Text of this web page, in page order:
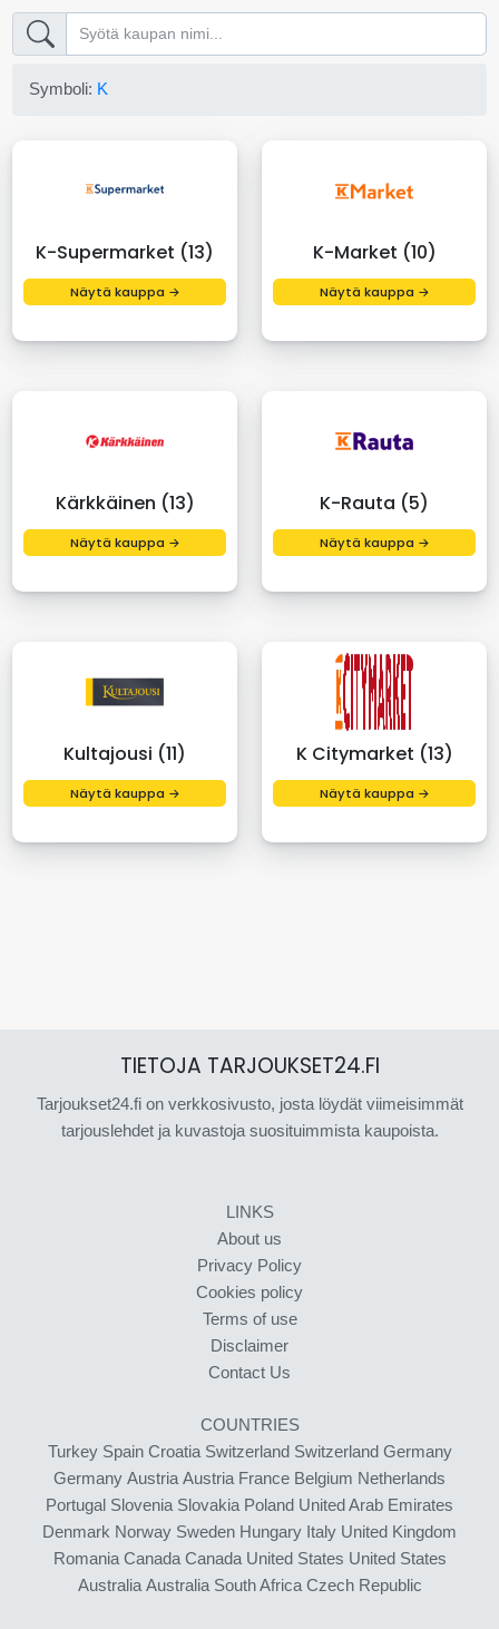
Symboli: K
K-Supermarket (13)
Näytä kauppa →
K-Market (10)
Näytä kauppa →
Kärkkäinen (13)
Näytä kauppa →
K-Rauta (5)
Näytä kauppa →
Kultajousi (11)
Näytä kauppa →
K Citymarket (13)
Näytä kauppa →
TIETOJA TARJOUKSET24.FI
Tarjoukset24.fi on verkkosivusto, josta löydät viimeisimmät
tarjouslehdet ja kuvastoja suosituimmista kaupoista.
LINKS
About us
Privacy Policy
Cookies policy
Terms of use
Disclaimer
Contact Us
COUNTRIES
Turkey Spain Croatia Switzerland Switzerland Germany
Germany Austria Austria France Belgium Netherlands
Portugal Slovenia Slovakia Poland United Arab Emirates
Denmark Norway Sweden Hungary Italy United Kingdom
Romania Canada Canada United States United States
Australia Australia South Africa Czech Republic